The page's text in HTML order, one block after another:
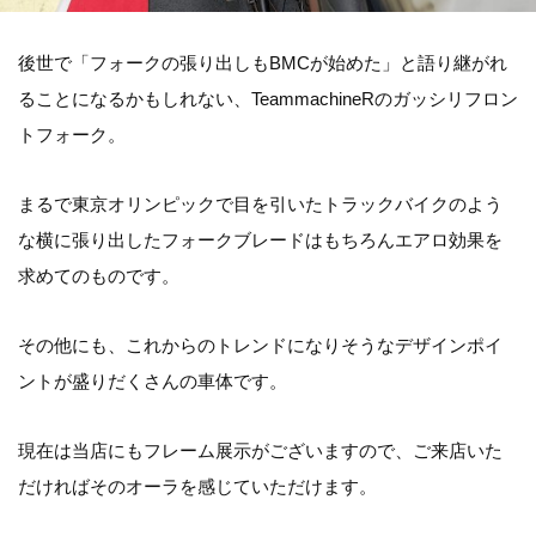
後世で「フォークの張り出しもBMCが始めた」と語り継がれ
ることになるかもしれない、TeammachineRのガッシリフロン
トフォーク。
まるで東京オリンピックで目を引いたトラックバイクのよう
な横に張り出したフォークブレードはもちろんエアロ効果を
求めてのものです。
その他にも、これからのトレンドになりそうなデザインポイ
ントが盛りだくさんの車体です。
現在は当店にもフレーム展示がございますので、ご来店いた
だければそのオーラを感じていただけます。